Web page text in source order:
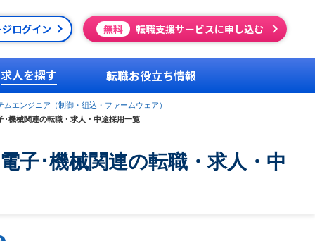
ログイン 無料 転職支援サービスに申し込む
求人を探す 転職お役立ち情報
ムエンジニア（制御・組込・ファームウェア）
･機械関連の転職・求人・中途採用一覧
子･機械関連の転職・求人・中